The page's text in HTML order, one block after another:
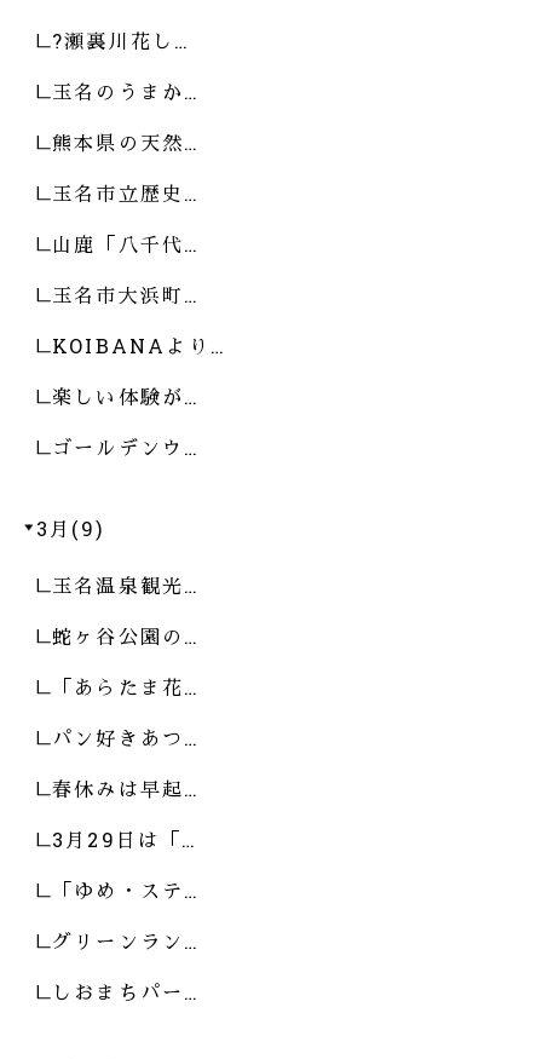
?瀬裏川花し…
玉名のうまか…
熊本県の天然…
玉名市立歴史…
山鹿「八千代…
玉名市大浜町…
KOIBANAより…
楽しい体験が…
ゴールデンウ…
3月(9)
玉名温泉観光…
蛇ヶ谷公園の…
「あらたま花…
パン好きあつ…
春休みは早起…
3月29日は「…
「ゆめ・ステ…
グリーンラン…
しおまちパー…